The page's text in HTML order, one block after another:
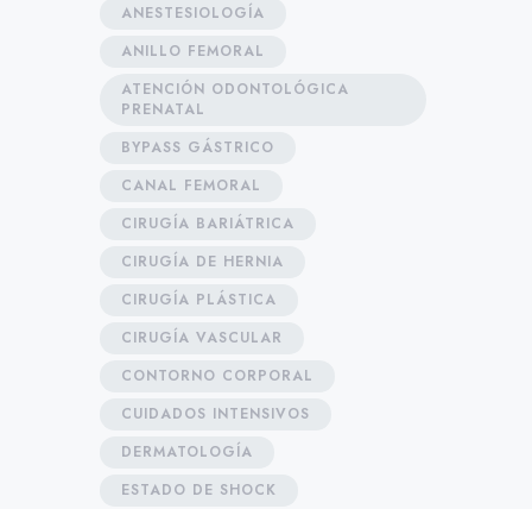
ANESTESIOLOGÍA
ANILLO FEMORAL
ATENCIÓN ODONTOLÓGICA
PRENATAL
BYPASS GÁSTRICO
CANAL FEMORAL
CIRUGÍA BARIÁTRICA
CIRUGÍA DE HERNIA
CIRUGÍA PLÁSTICA
CIRUGÍA VASCULAR
CONTORNO CORPORAL
CUIDADOS INTENSIVOS
DERMATOLOGÍA
ESTADO DE SHOCK